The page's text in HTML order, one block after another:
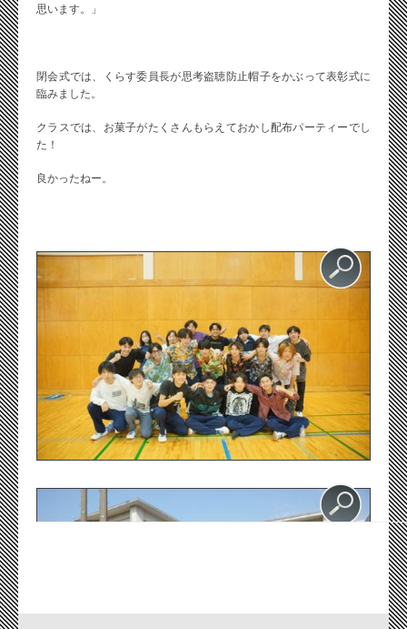
思います。」
閉会式では、くらす委員長が思考盗聴防止帽子をかぶって表彰式に
臨みました。
クラスでは、お菓子がたくさんもらえておかし配布パーティーでし
た！
良かったねー。